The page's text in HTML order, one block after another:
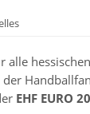
alle
EHF EURO